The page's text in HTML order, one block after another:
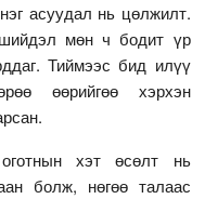
асуудал нь цөлжилт.
мөн ч бодит үр
Тиймээс бид илүү
өөрийгөө хэрхэн
хэт өсөлт нь
болж, нөгөө талаас